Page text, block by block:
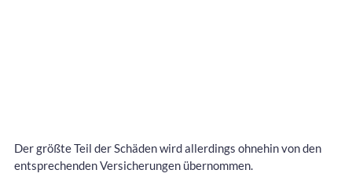
Der größte Teil der Schäden wird allerdings ohnehin von den
entsprechenden Versicherungen übernommen.